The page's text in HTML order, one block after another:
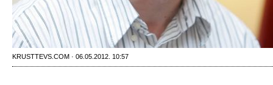
KRUSTTEVS.COM · 06.05.2012. 10:57